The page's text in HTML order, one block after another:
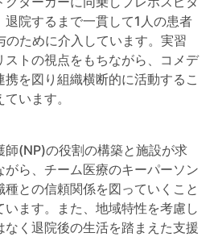
退院するまで一貫して1人の患者
のために介入しています。実習
ストの視点をもちながら、コメデ
携を図り組織横断的に活動するこ
います。
(NP)の役割の構築と施設が求
ら、チーム医療のキーパーソン
種との信頼関係を図っていくこと
ます。また、地域特性を考慮し
なく退院後の生活を踏まえた支援